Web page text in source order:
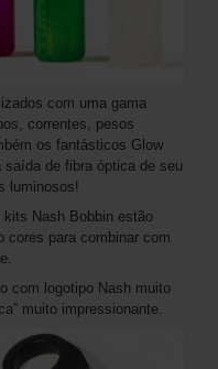
com uma gama
correntes, pesos
os fantásticos Glow
de fibra óptica de seu
luminosos!
Nash Bobbin estão
cores para combinar com
com logotipo Nash muito
muito impressionante.